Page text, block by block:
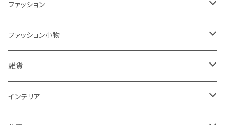
ファッション
ワンピース
トップス
パンツ
ファッション小物
バッグ
ポーチ
雑貨
バスケット
インテリア